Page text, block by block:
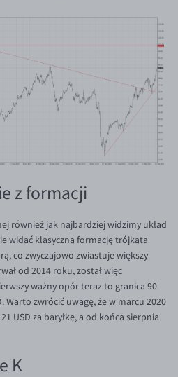
z formacji
również jak najbardziej widzimy układ
widać klasyczną formację trójkąta
co zwyczajowo zwiastuje większy
od 2014 roku, został więc
ważny opór teraz to granica 90
Warto zwrócić uwagę, że w marcu 2020
USD za baryłkę, a od końca sierpnia
K